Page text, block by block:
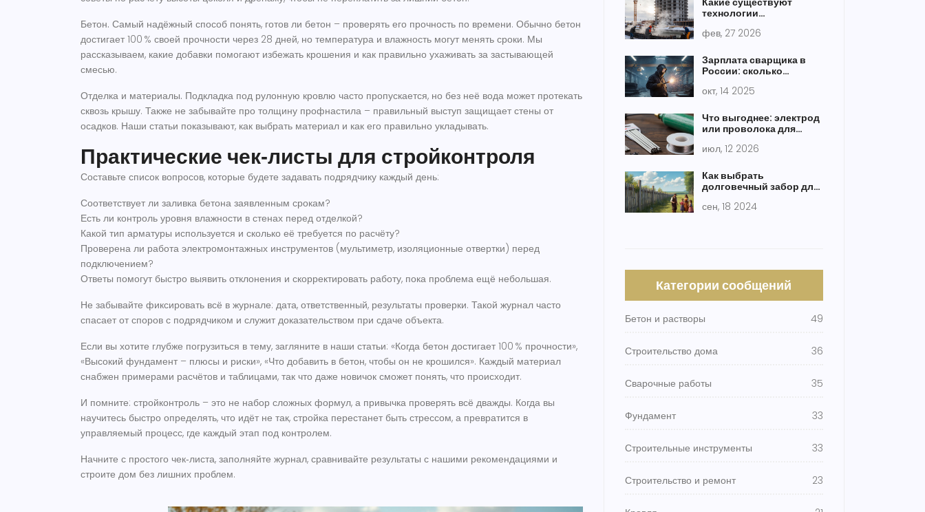
Бетон. Самый надёжный способ понять, готов ли бетон – проверять его прочность по времени. Обычно бетон
достигает 100 % своей прочности через 28 дней, но температура и влажность могут менять сроки. Мы
рассказываем, какие добавки помогают избежать крошения и как правильно ухаживать за застывающей
смесью.
Отделка и материалы. Подкладка под рулонную кровлю часто пропускается, но без неё вода может протекать
сквозь крышу. Также не забывайте про толщину профнастила – правильный выступ защищает стены от
осадков. Наши статьи показывают, как выбрать материал и как его правильно укладывать.
Практические чек‑листы для стройконтроля
Составьте список вопросов, которые будете задавать подрядчику каждый день:
Соответствует ли заливка бетона заявленным срокам?
Есть ли контроль уровня влажности в стенах перед отделкой?
Какой тип арматуры используется и сколько её требуется по расчёту?
Проверена ли работа электромонтажных инструментов (мультиметр, изоляционные отвертки) перед
подключением?
Ответы помогут быстро выявить отклонения и скорректировать работу, пока проблема ещё небольшая.
Не забывайте фиксировать всё в журнале: дата, ответственный, результаты проверки. Такой журнал часто
спасает от споров с подрядчиком и служит доказательством при сдаче объекта.
Если вы хотите глубже погрузиться в тему, загляните в наши статьи: «Когда бетон достигает 100 % прочности»,
«Высокий фундамент – плюсы и риски», «Что добавить в бетон, чтобы он не крошился». Каждый материал
снабжен примерами расчётов и таблицами, так что даже новичок сможет понять, что происходит.
И помните: стройконтроль – это не набор сложных формул, а привычка проверять всё дважды. Когда вы
научитесь быстро определять, что идёт не так, стройка перестанет быть стрессом, а превратится в
управляемый процесс, где каждый этап под контролем.
Начните с простого чек‑листа, заполняйте журнал, сравнивайте результаты с нашими рекомендациями и
строите дом без лишних проблем.
технологии
основные методы и
фев, 27 2026
Зарплата сварщика в
России: сколько
окт, 14 2025
Что выгоднее: электрод
или проволока для
затрат и качества
июл, 12 2026
Как выбрать
долговечный забор для
сен, 18 2024
Категории сообщений
Бетон и растворы 49
Строительство дома 36
Сварочные работы 35
Фундамент 33
Строительные инструменты 33
Строительство и ремонт 23